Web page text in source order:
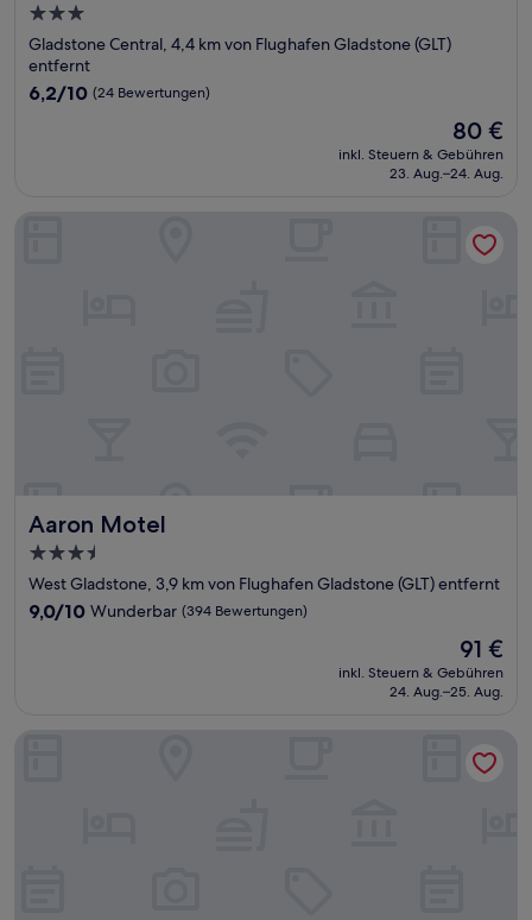
3.0-
Sterne-
Unterkunft
Gladstone Central, 4,4 km von Flughafen Gladstone (GLT)
entfernt
6.2
6,2/10 (24 Bewertungen)
Der
Preis
beträgt
80 €
inkl. Steuern & Gebühren
23. Aug.–24. Aug.
Aaron Motel
Aaron Motel
3.5-
Sterne-
Unterkunft
West Gladstone, 3,9 km von Flughafen Gladstone (GLT) entfernt
9.0
9,0/10 Wunderbar (394 Bewertungen)
Der
Preis
beträgt
91 €
inkl. Steuern & Gebühren
24. Aug.–25. Aug.
Park View Motel